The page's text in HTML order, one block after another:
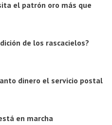
el patrón oro más que
de los rascacielos?
dinero el servicio postal
en marcha